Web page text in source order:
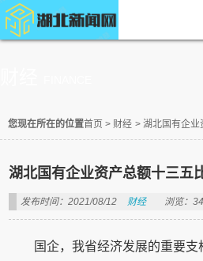
您现在所在的位置首页 > 财经 > 湖北国有企业
湖北国有企业资产总额十三五
发布时间：2021/08/12 财经 浏览：
国企，我省经济发展的重要